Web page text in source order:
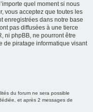
quel moment si nous
vous acceptez que toutes les
enregistrées dans notre base
pas diffusées à une tierce
ni phpBB, ne pourront être
de piratage informatique visant
du forum ne sera possible
et après 2 messages de